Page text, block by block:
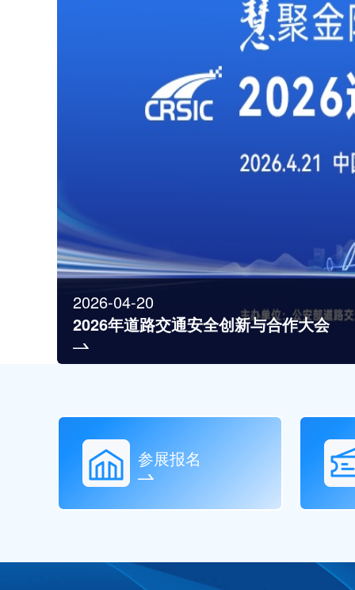
2026-04-20
2026年道路交通安全创新与合作大会
参展报名